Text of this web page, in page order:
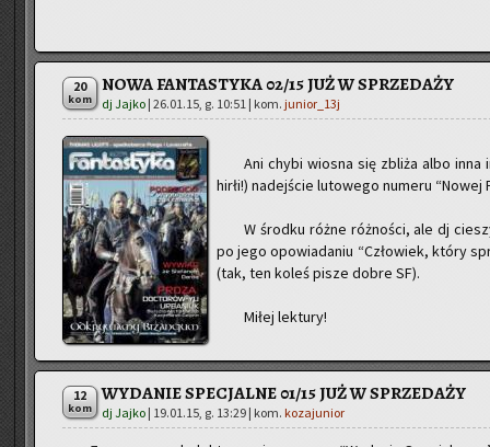
20
kom
NOWA FANTASTYKA 02/15 JUŻ W SPRZEDAŻY
dj Jajko | 26.01.15, g. 10:51 | kom. junior_13j
Ani chybi wio­sna się zbli­ża albo
hirłi!) na­dej­ście lu­to­we­go nu­me­ru “Nowej
W środ­ku różne róż­no­ści, ale dj
po jego opo­wia­da­niu “Czło­wiek, który
(tak, ten koleś pisze dobre SF).
Miłej lek­tu­ry!
12
kom
WYDANIE SPECJALNE 01/15 JUŻ W SPRZEDAŻY
dj Jajko | 19.01.15, g. 13:29 | kom. kozajunior